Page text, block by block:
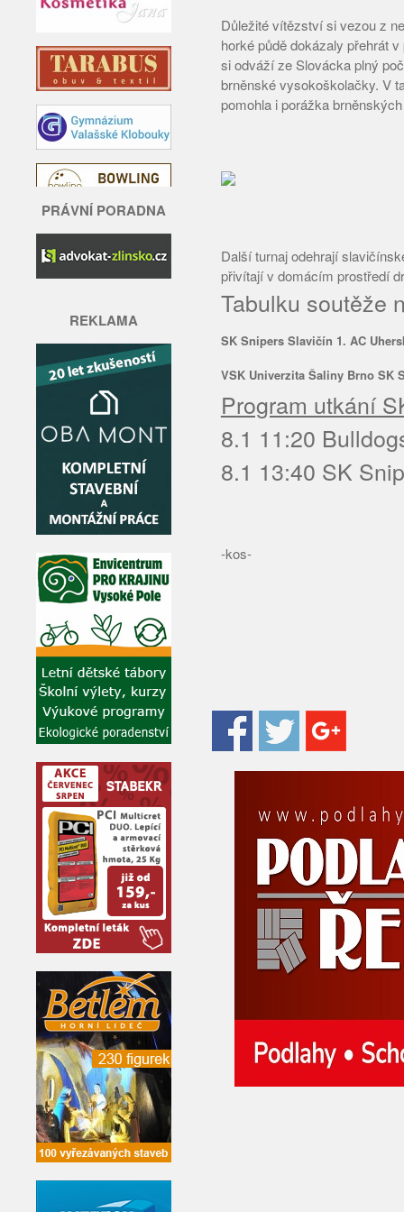
PRÁVNÍ PORADNA
REKLAMA
Důležité vítězství si vezou z
horké půdě dokázaly přehrát
si odváží ze Slovácka plný
brněnské vysokoškolačky. V
pomohla i porážka
Další turnaj odehrají
přivítají v domácím prostředí
Tabulku soutěže
SK Snipers Slavičín 1. AC
VSK Univerzita Šaliny Brno SK
Program utkání
8.1 11:20
8.1 13:40 SK
-kos-